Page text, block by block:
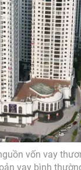
vốn vay
vay bình